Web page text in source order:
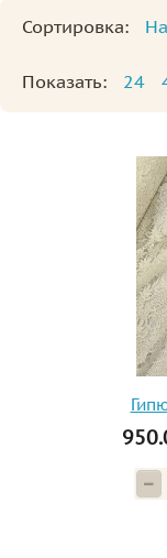
Сортировка:
Показать: 24